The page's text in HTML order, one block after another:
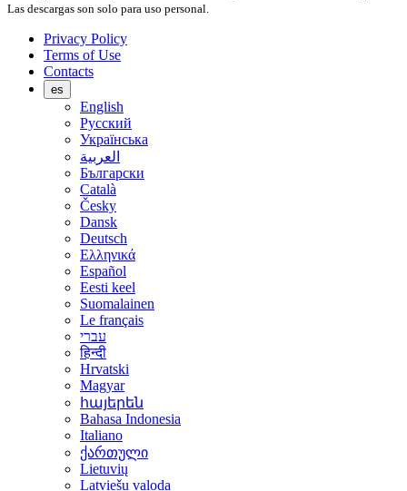
Las descargas son solo para uso personal.
Privacy Policy
Terms of Use
Contacts
es
English
Русский
Українська
العربية
Български
Català
Česky
Dansk
Deutsch
Ελληνικά
Español
Eesti keel
Suomalainen
Le français
עברי
हिन्दी
Hrvatski
Magyar
հայերեն
Bahasa Indonesia
Italiano
ქართული
Lietuvių
Latviešu valoda